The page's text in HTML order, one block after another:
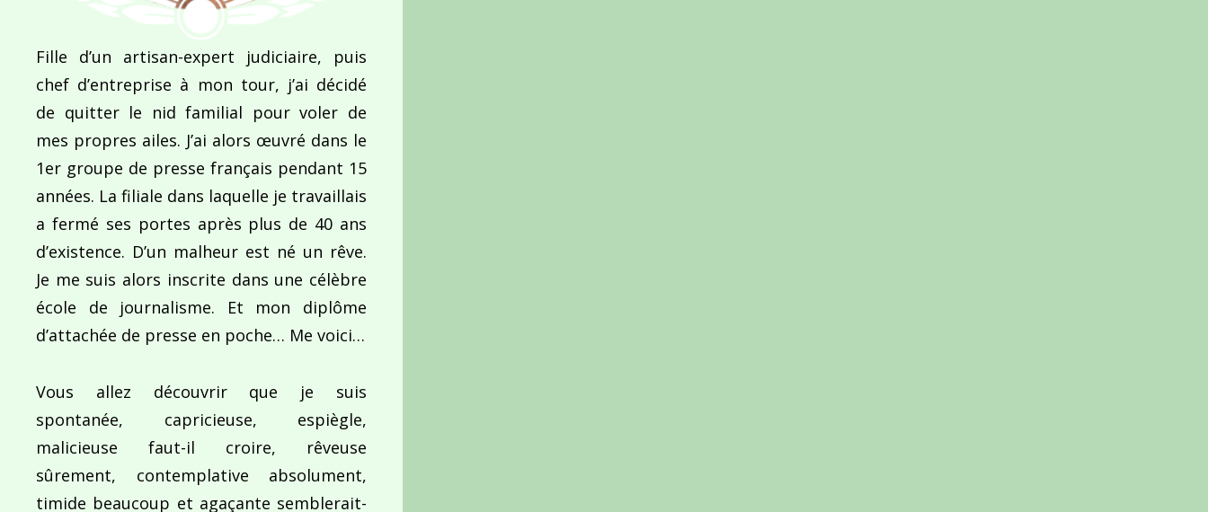
Fille d’un artisan-expert judiciaire, puis
chef d’entreprise à mon tour, j’ai décidé
de quitter le nid familial pour voler de
mes propres ailes. J’ai alors œuvré dans le
1er groupe de presse français pendant 15
années. La filiale dans laquelle je travaillais
a fermé ses portes après plus de 40 ans
d’existence. D’un malheur est né un rêve.
Je me suis alors inscrite dans une célèbre
école de journalisme. Et mon diplôme
d’attachée de presse en poche… Me voici…
Vous allez découvrir que je suis
spontanée, capricieuse, espiègle,
malicieuse faut-il croire, rêveuse
sûrement, contemplative absolument,
timide beaucoup et agaçante semblerait-